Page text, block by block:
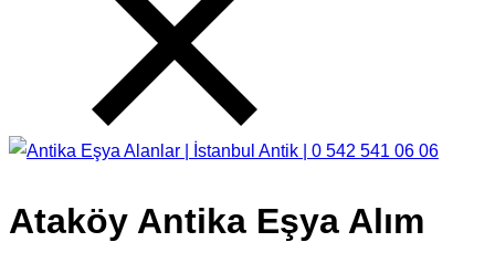
Ataköy Antika Eşya Alım